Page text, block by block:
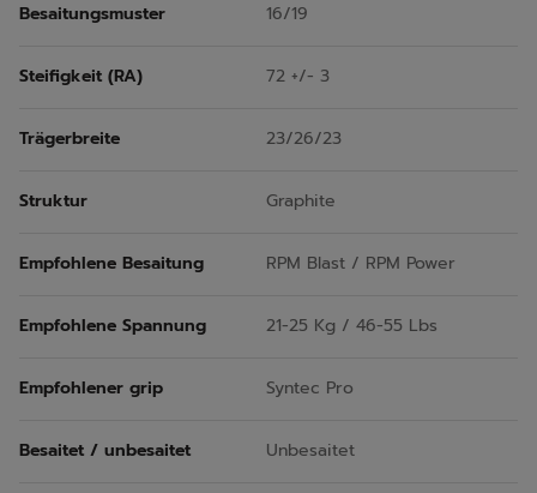
Besaitungsmuster 16/19
Steifigkeit (RA) 72 +/- 3
Trägerbreite 23/26/23
Struktur Graphite
Empfohlene Besaitung RPM Blast / RPM Power
Empfohlene Spannung 21-25 Kg / 46-55 Lbs
Empfohlener grip Syntec Pro
Besaitet / unbesaitet Unbesaitet